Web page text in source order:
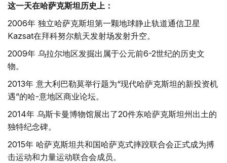
这一天在哈萨克斯坦历史上：
2006年 独立哈萨克斯坦第一颗地球静止轨道通信卫星
Kazsat在拜科努尔航天发射场发射升空。
2009年 乌拉尔地区发掘出属于公元前6-2世纪的历史文
物。
2013年 意大利巴勒莫举行题为“现代哈萨克斯坦的新投资机
遇”的哈-意地区商业论坛。
2014年 乌斯卡曼博物馆展出了20件东哈萨克斯坦州出土的
独特纪念碑。
2015年 哈萨克斯坦共和国哈萨克式摔跤联合会正式成为搏
击运动和力量运动联合会成员。